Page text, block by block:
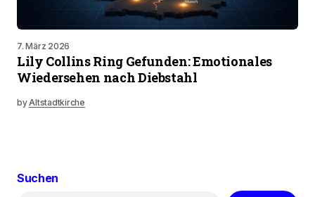
7. März 2026
Lily Collins Ring Gefunden: Emotionales
Wiedersehen nach Diebstahl
byAltstadtkirche
Suchen